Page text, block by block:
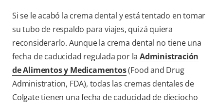
Si se le acabó la crema dental y está tentado en tomar
su tubo de respaldo para viajes, quizá quiera
reconsiderarlo. Aunque la crema dental no tiene una
fecha de caducidad regulada por laAdministración
de Alimentos y Medicamentos(Food and Drug
Administration, FDA), todas las cremas dentales de
Colgate tienen una fecha de caducidad de dieciocho